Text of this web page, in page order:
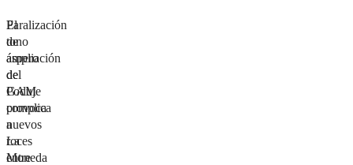
Paralización
de
ampliación
del
GAM
provoca
nuevos
roces
entre
El
tono
áspero
de
Poduje
complica
a
La
Moneda